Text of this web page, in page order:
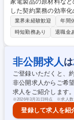
家電製品の原材料などの契約業務
した契約業務の効率化の牽引役とな
ヤーを問わない定型
管理、各種伝票発行
見える化、データの
シャリスト人材 ■障
ローバルに活躍可能 募集職種 ★障がい者手帳必須★【滋賀/草津】家電製
品の原材料などの契
業界未経験歓迎 年間
時短勤務あり
退職金
非公開求人 は
ご登録いただくと、
非公開求人からご希
求人をご紹介します。
※2026年3月31日時点 ※求人数
登録して求人を紹